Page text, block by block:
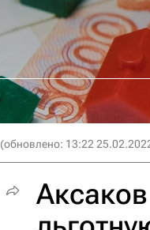
(обновлено: 13:22